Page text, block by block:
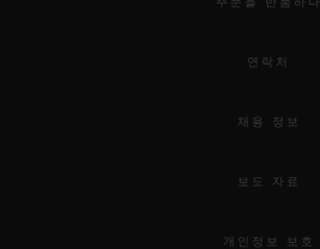
연락처
채용 정보
보도 자료
개인정보 보호